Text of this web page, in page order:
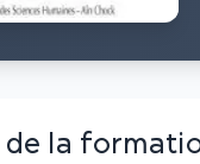
de la